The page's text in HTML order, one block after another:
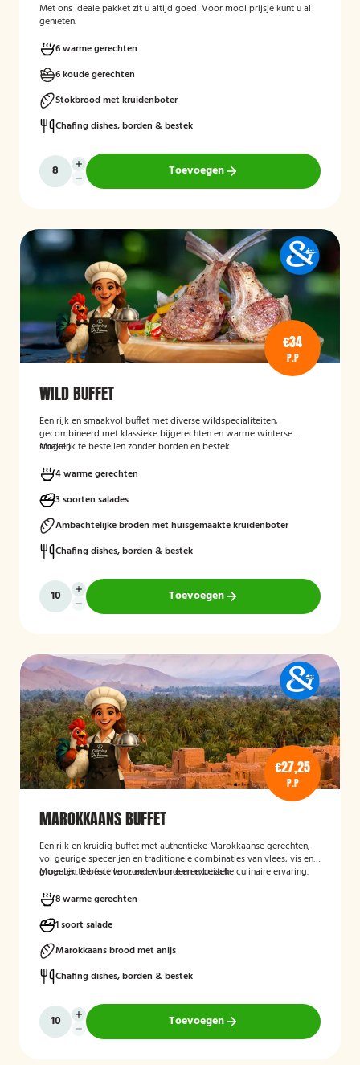
Met ons Ideale pakket zit u altijd goed! Voor mooi prijsje kunt u al
genieten.
6 warme gerechten
6 koude gerechten
Stokbrood met kruidenboter
Chafing dishes, borden & bestek
Toevoegen
€34
P.P
WILD BUFFET
Een rijk en smaakvol buffet met diverse wildspecialiteiten,
gecombineerd met klassieke bijgerechten en warme winterse
smaken.
Mogelijk te bestellen zonder borden en bestek!
4 warme gerechten
3 soorten salades
Ambachtelijke broden met huisgemaakte kruidenboter
Chafing dishes, borden & bestek
Toevoegen
€27,25
P.P
MAROKKAANS BUFFET
Een rijk en kruidig buffet met authentieke Marokkaanse gerechten,
vol geurige specerijen en traditionele combinaties van vlees, vis en
groenten. Perfect voor een warme en exotische culinaire ervaring.
Mogelijk te bestellen zonder borden en bestek!
8 warme gerechten
1 soort salade
Marokkaans brood met anijs
Chafing dishes, borden & bestek
Toevoegen